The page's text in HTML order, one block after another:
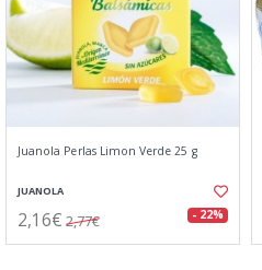
Juanola Perlas Limon Verde 25 g
JUANOLA
2,16€ 2,77€ - 22%